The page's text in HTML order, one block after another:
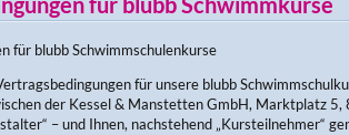
für blubb Schwimmschulenkurse
für unsere blubb
der Kessel & Manstetten GmbH, Marktplatz
– und Ihnen, nachstehend „Kursteilnehmer“